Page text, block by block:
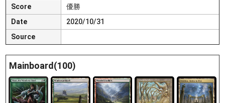
Score
優勝
Date
2020/10/31
Source
Mainboard(100)